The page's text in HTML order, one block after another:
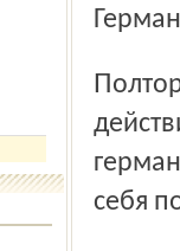
Полторы тысячи немцев оказались в эпицентре военных
себя